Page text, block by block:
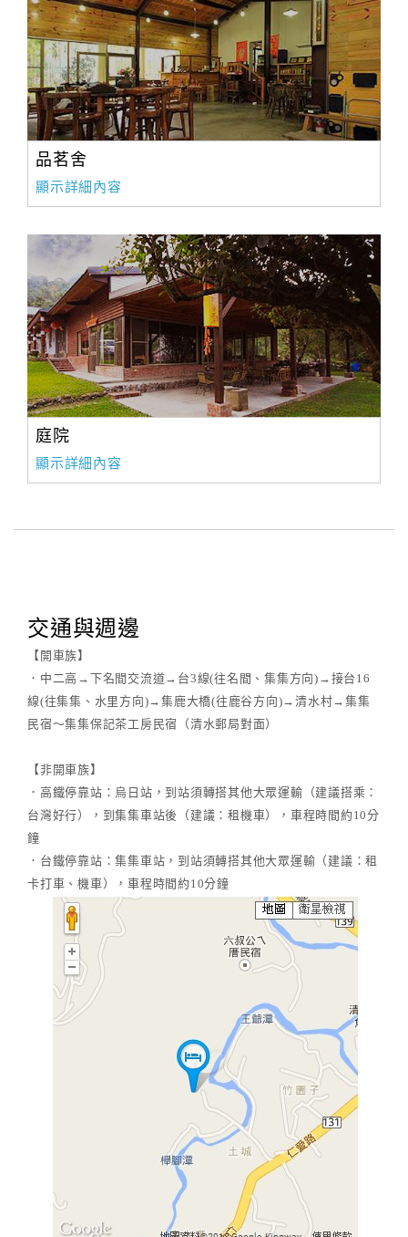
品茗舍
顯示詳細內容
庭院
顯示詳細內容
交通與週邊
【開車族】
．中二高→下名間交流道→台3線(往名間、集集方向)→接台16
線(往集集、水里方向)→集鹿大橋(往鹿谷方向)→清水村→集集
民宿～集集保記茶工房民宿（清水郵局對面）
【非開車族】
．高鐵停靠站：烏日站，到站須轉搭其他大眾運輸（建議搭乘：
台灣好行），到集集車站後（建議：租機車），車程時間約10分
鐘
．台鐵停靠站：集集車站，到站須轉搭其他大眾運輸（建議：租
卡打車、機車），車程時間約10分鐘